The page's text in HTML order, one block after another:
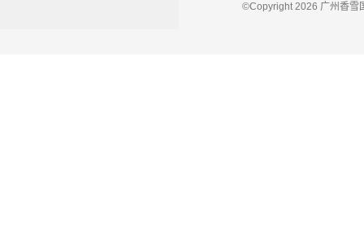
©Copyright 2026 广州香雪